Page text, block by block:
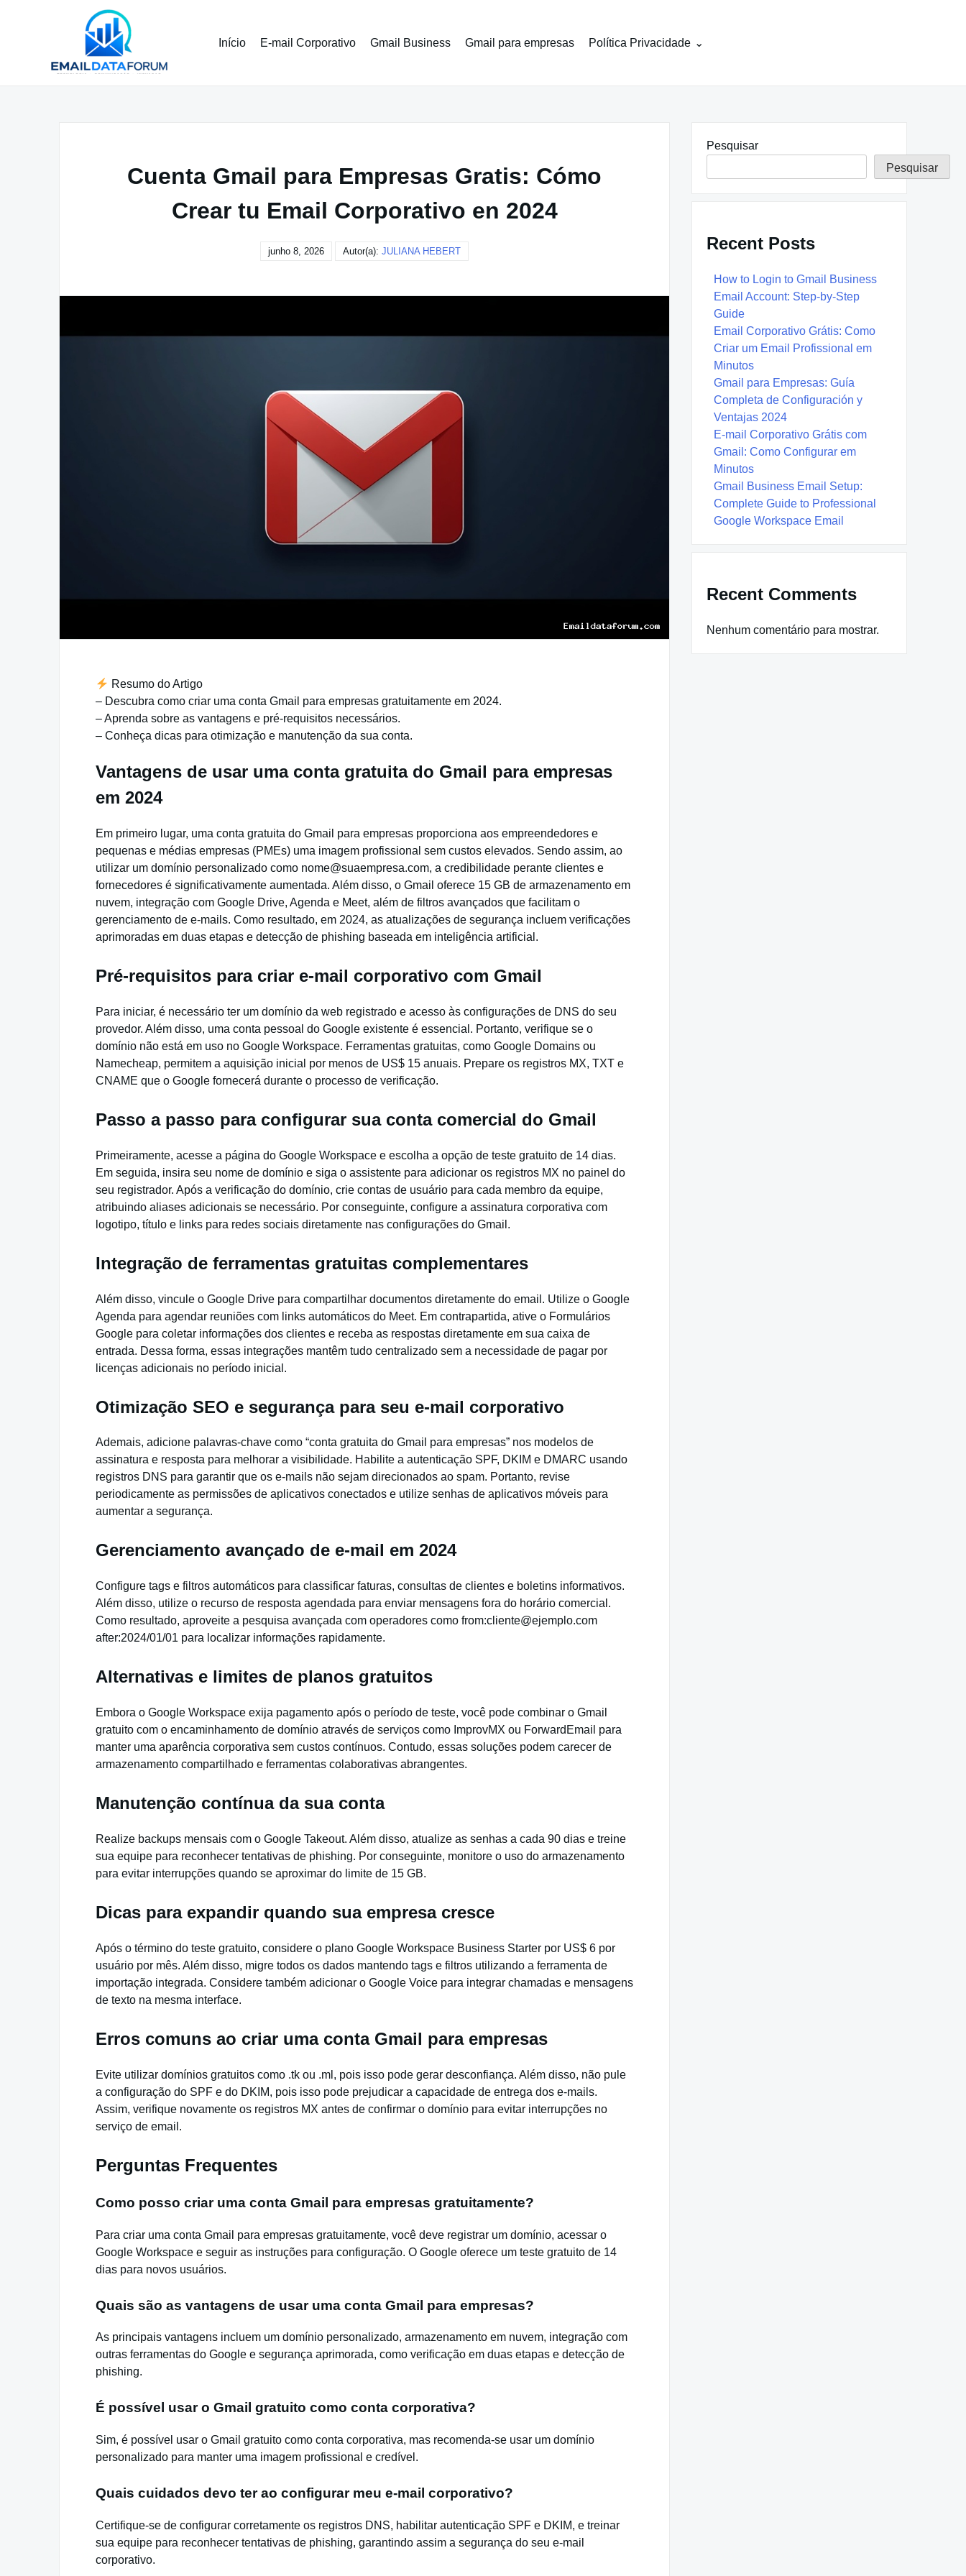
Início E-mail Corporativo Gmail Business Gmail para empresas Política Privacidade
Cuenta Gmail para Empresas Gratis: Cómo
Crear tu Email Corporativo en 2024
junho 8, 2026 Autor(a): JULIANA HEBERT
Resumo do Artigo
– Descubra como criar uma conta Gmail para empresas gratuitamente em 2024.
– Aprenda sobre as vantagens e pré-requisitos necessários.
– Conheça dicas para otimização e manutenção da sua conta.
Vantagens de usar uma conta gratuita do Gmail para empresas
em 2024
Em primeiro lugar, uma conta gratuita do Gmail para empresas proporciona aos empreendedores e
pequenas e médias empresas (PMEs) uma imagem profissional sem custos elevados. Sendo assim, ao
utilizar um domínio personalizado como nome@suaempresa.com, a credibilidade perante clientes e
fornecedores é significativamente aumentada. Além disso, o Gmail oferece 15 GB de armazenamento em
nuvem, integração com Google Drive, Agenda e Meet, além de filtros avançados que facilitam o
gerenciamento de e-mails. Como resultado, em 2024, as atualizações de segurança incluem verificações
aprimoradas em duas etapas e detecção de phishing baseada em inteligência artificial.
Pré-requisitos para criar e-mail corporativo com Gmail
Para iniciar, é necessário ter um domínio da web registrado e acesso às configurações de DNS do seu
provedor. Além disso, uma conta pessoal do Google existente é essencial. Portanto, verifique se o
domínio não está em uso no Google Workspace. Ferramentas gratuitas, como Google Domains ou
Namecheap, permitem a aquisição inicial por menos de US$ 15 anuais. Prepare os registros MX, TXT e
CNAME que o Google fornecerá durante o processo de verificação.
Passo a passo para configurar sua conta comercial do Gmail
Primeiramente, acesse a página do Google Workspace e escolha a opção de teste gratuito de 14 dias.
Em seguida, insira seu nome de domínio e siga o assistente para adicionar os registros MX no painel do
seu registrador. Após a verificação do domínio, crie contas de usuário para cada membro da equipe,
atribuindo aliases adicionais se necessário. Por conseguinte, configure a assinatura corporativa com
logotipo, título e links para redes sociais diretamente nas configurações do Gmail.
Integração de ferramentas gratuitas complementares
Além disso, vincule o Google Drive para compartilhar documentos diretamente do email. Utilize o Google
Agenda para agendar reuniões com links automáticos do Meet. Em contrapartida, ative o Formulários
Google para coletar informações dos clientes e receba as respostas diretamente em sua caixa de
entrada. Dessa forma, essas integrações mantêm tudo centralizado sem a necessidade de pagar por
licenças adicionais no período inicial.
Otimização SEO e segurança para seu e-mail corporativo
Ademais, adicione palavras-chave como “conta gratuita do Gmail para empresas” nos modelos de
assinatura e resposta para melhorar a visibilidade. Habilite a autenticação SPF, DKIM e DMARC usando
registros DNS para garantir que os e-mails não sejam direcionados ao spam. Portanto, revise
periodicamente as permissões de aplicativos conectados e utilize senhas de aplicativos móveis para
aumentar a segurança.
Gerenciamento avançado de e-mail em 2024
Configure tags e filtros automáticos para classificar faturas, consultas de clientes e boletins informativos.
Além disso, utilize o recurso de resposta agendada para enviar mensagens fora do horário comercial.
Como resultado, aproveite a pesquisa avançada com operadores como from:cliente@ejemplo.com
after:2024/01/01 para localizar informações rapidamente.
Alternativas e limites de planos gratuitos
Embora o Google Workspace exija pagamento após o período de teste, você pode combinar o Gmail
gratuito com o encaminhamento de domínio através de serviços como ImprovMX ou ForwardEmail para
manter uma aparência corporativa sem custos contínuos. Contudo, essas soluções podem carecer de
armazenamento compartilhado e ferramentas colaborativas abrangentes.
Manutenção contínua da sua conta
Realize backups mensais com o Google Takeout. Além disso, atualize as senhas a cada 90 dias e treine
sua equipe para reconhecer tentativas de phishing. Por conseguinte, monitore o uso do armazenamento
para evitar interrupções quando se aproximar do limite de 15 GB.
Dicas para expandir quando sua empresa cresce
Após o término do teste gratuito, considere o plano Google Workspace Business Starter por US$ 6 por
usuário por mês. Além disso, migre todos os dados mantendo tags e filtros utilizando a ferramenta de
importação integrada. Considere também adicionar o Google Voice para integrar chamadas e mensagens
de texto na mesma interface.
Erros comuns ao criar uma conta Gmail para empresas
Evite utilizar domínios gratuitos como .tk ou .ml, pois isso pode gerar desconfiança. Além disso, não pule
a configuração do SPF e do DKIM, pois isso pode prejudicar a capacidade de entrega dos e-mails.
Assim, verifique novamente os registros MX antes de confirmar o domínio para evitar interrupções no
serviço de email.
Perguntas Frequentes
Como posso criar uma conta Gmail para empresas gratuitamente?
Para criar uma conta Gmail para empresas gratuitamente, você deve registrar um domínio, acessar o
Google Workspace e seguir as instruções para configuração. O Google oferece um teste gratuito de 14
dias para novos usuários.
Quais são as vantagens de usar uma conta Gmail para empresas?
As principais vantagens incluem um domínio personalizado, armazenamento em nuvem, integração com
outras ferramentas do Google e segurança aprimorada, como verificação em duas etapas e detecção de
phishing.
É possível usar o Gmail gratuito como conta corporativa?
Sim, é possível usar o Gmail gratuito como conta corporativa, mas recomenda-se usar um domínio
personalizado para manter uma imagem profissional e credível.
Quais cuidados devo ter ao configurar meu e-mail corporativo?
Certifique-se de configurar corretamente os registros DNS, habilitar autenticação SPF e DKIM, e treinar
sua equipe para reconhecer tentativas de phishing, garantindo assim a segurança do seu e-mail
corporativo.
Pesquisar
Pesquisar
Recent Posts
How to Login to Gmail Business
Email Account: Step-by-Step
Guide
Email Corporativo Grátis: Como
Criar um Email Profissional em
Minutos
Gmail para Empresas: Guía
Completa de Configuración y
Ventajas 2024
E-mail Corporativo Grátis com
Gmail: Como Configurar em
Minutos
Gmail Business Email Setup:
Complete Guide to Professional
Google Workspace Email
Recent Comments
Nenhum comentário para mostrar.